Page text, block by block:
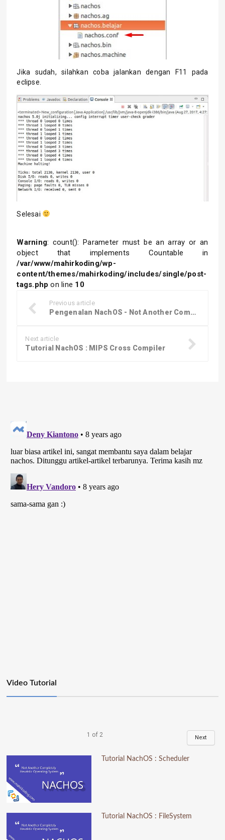
Jika sudah, silahkan coba jalankan dengan F11 pada
eclipse.
Selesai
Warning: count(): Parameter must be an array or an
object that implements Countable in
/var/www/mahirkoding/wp-
content/themes/mahirkoding/includes/single/post-
tags.php on line 10
Previous article
Pengenalan NachOS - Not Another Completely Heuristic Operating System
Next article
Tutorial NachOS : MIPS Cross Compiler
Video Tutorial
1 of 2 Next
Tutorial NachOS : Scheduler
Tutorial NachOS : FileSystem